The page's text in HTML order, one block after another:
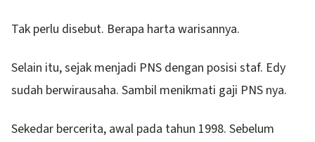
Tak perlu disebut. Berapa harta warisannya.
Selain itu, sejak menjadi PNS dengan posisi staf. Edy
sudah berwirausaha. Sambil menikmati gaji PNS nya.
Sekedar bercerita, awal pada tahun 1998. Sebelum